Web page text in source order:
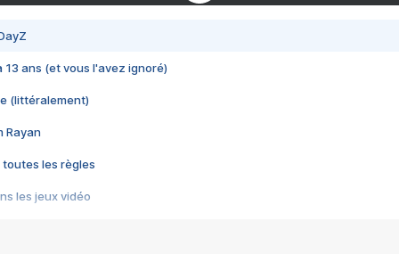
13 ans (et vous l'avez ignoré)
(littéralement)
Rayan
toutes les règles
les jeux vidéo